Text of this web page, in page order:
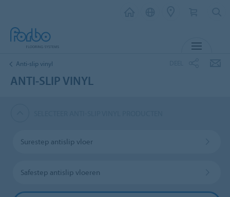
Anti-slip vinyl
ANTI-SLIP VINYL
Surestep antislip vloer
Safestep antislip vloeren